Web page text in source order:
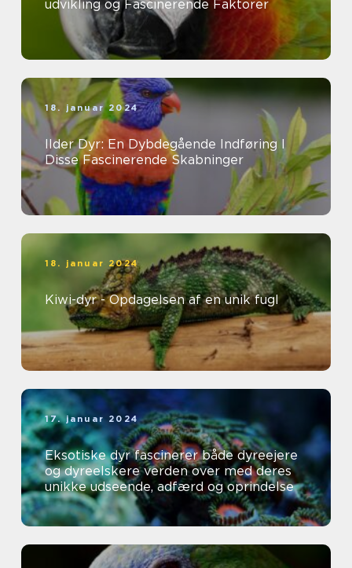
udvikling og Fascinerende Faktorer
18. januar 2024
Ilder Dyr: En Dybdegående Indføring I
Disse Fascinerende Skabninger
18. januar 2024
Kiwi-dyr - Opdagelsen af en unik fugl
17. januar 2024
Eksotiske dyr fascinerer både dyreejere
og dyreelskere verden over med deres
unikke udseende, adfærd og oprindelse